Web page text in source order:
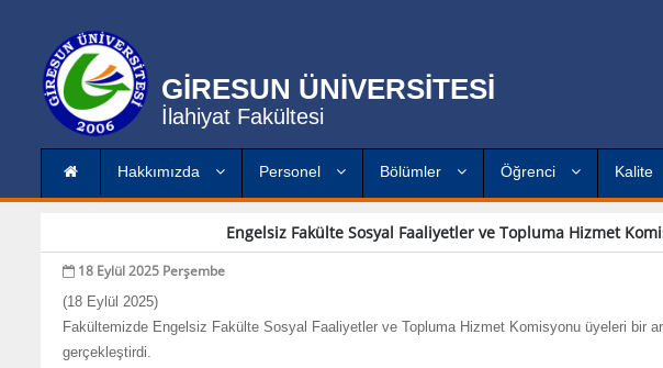
GİRESUN ÜNİVERSİTESİ
İlahiyat Fakültesi
Hakkımızda Personel Bölümler Öğrenci Kalite
Engelsiz Fakülte Sosyal Faaliyetler ve Topluma Hizmet
18 Eylül 2025 Perşembe
(18 Eylül 2025)
Fakültemizde Engelsiz Fakülte Sosyal Faaliyetler ve Topluma Hizmet Komisyonu üyeleri bir
gerçekleştirdi.